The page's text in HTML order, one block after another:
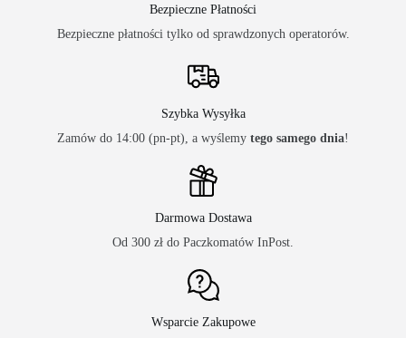
Bezpieczne Płatności
Bezpieczne płatności tylko od sprawdzonych operatorów.
Szybka Wysyłka
Zamów do 14:00 (pn-pt), a wyślemy tego samego dnia!
Darmowa Dostawa
Od 300 zł do Paczkomatów InPost.
Wsparcie Zakupowe